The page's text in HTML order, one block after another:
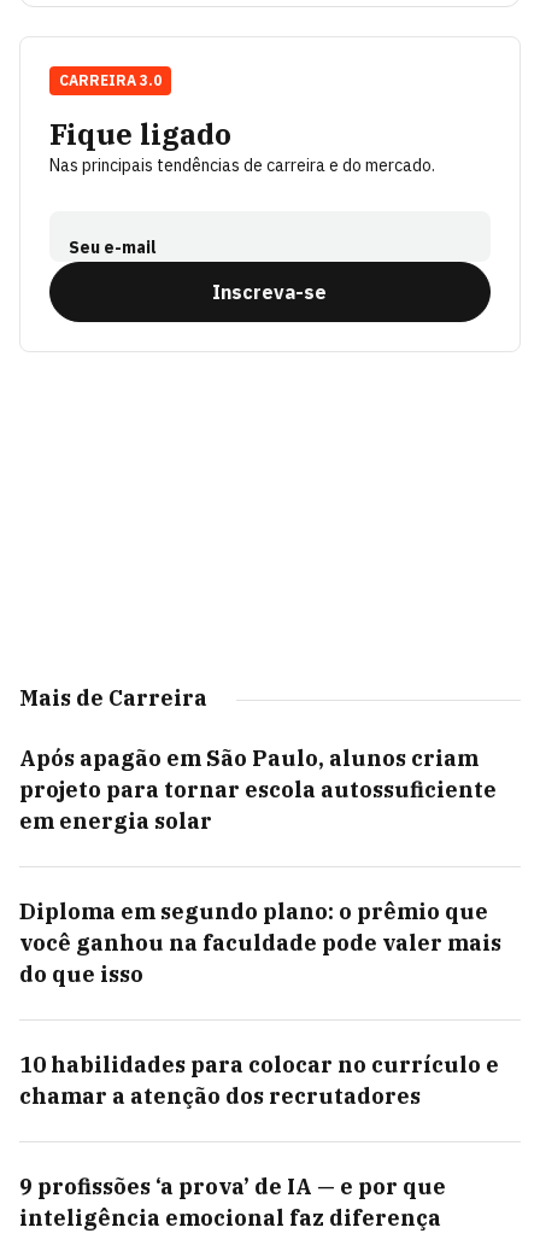
Fique ligado
Nas principais tendências de carreira e do mercado.
Seu e-mail
Inscreva-se
CARREIRA 3.0
Mais de Carreira
Após apagão em São Paulo, alunos criam
projeto para tornar escola autossuficiente
em energia solar
Diploma em segundo plano: o prêmio que
você ganhou na faculdade pode valer mais
do que isso
10 habilidades para colocar no currículo e
chamar a atenção dos recrutadores
9 profissões ‘a prova’ de IA — e por que
inteligência emocional faz diferença